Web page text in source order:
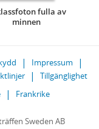
fulla av
minnen
Impressum
Tillgänglighet
Frankrike
Sweden AB